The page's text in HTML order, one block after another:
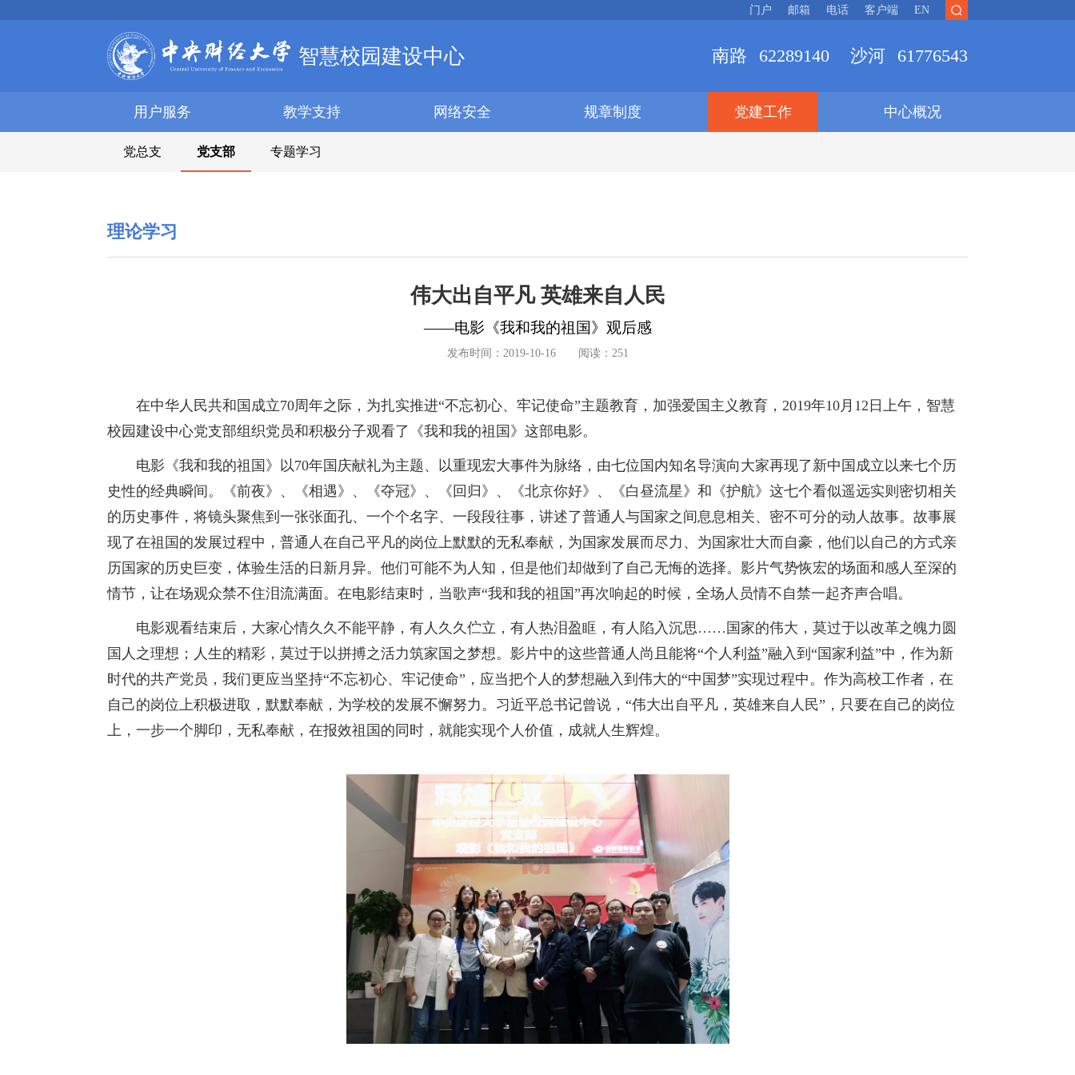
门户 邮箱 电话 客户端 EN
智慧校园建设中心 南路 62289140 沙河 61776543
用户服务 教学支持 网络安全 规章制度 党建工作 中心概况
党总支 党支部 专题学习
理论学习
伟大出自平凡 英雄来自人民
——电影《我和我的祖国》观后感
发布时间： 2019-10-16 阅读： 251
在中华人民共和国成立70周年之际，为扎实推进“不忘初心、牢记使命”主题教育，加强爱国主义教育，2019年10月12日上午，智慧
校园建设中心党支部组织党员和积极分子观看了《我和我的祖国》这部电影。
电影《我和我的祖国》以70年国庆献礼为主题、以重现宏大事件为脉络，由七位国内知名导演向大家再现了新中国成立以来七个历
史性的经典瞬间。《前夜》、《相遇》、《夺冠》、《回归》、《北京你好》、《白昼流星》和《护航》这七个看似遥远实则密切相关
的历史事件，将镜头聚焦到一张张面孔、一个个名字、一段段往事，讲述了普通人与国家之间息息相关、密不可分的动人故事。故事展
现了在祖国的发展过程中，普通人在自己平凡的岗位上默默的无私奉献，为国家发展而尽力、为国家壮大而自豪，他们以自己的方式亲
历国家的历史巨变，体验生活的日新月异。他们可能不为人知，但是他们却做到了自己无悔的选择。影片气势恢宏的场面和感人至深的
情节，让在场观众禁不住泪流满面。在电影结束时，当歌声“我和我的祖国”再次响起的时候，全场人员情不自禁一起齐声合唱。
电影观看结束后，大家心情久久不能平静，有人久久伫立，有人热泪盈眶，有人陷入沉思……国家的伟大，莫过于以改革之魄力圆
国人之理想；人生的精彩，莫过于以拼搏之活力筑家国之梦想。影片中的这些普通人尚且能将“个人利益”融入到“国家利益”中，作为新
时代的共产党员，我们更应当坚持“不忘初心、牢记使命”，应当把个人的梦想融入到伟大的“中国梦”实现过程中。作为高校工作者，在
自己的岗位上积极进取，默默奉献，为学校的发展不懈努力。习近平总书记曾说，“伟大出自平凡，英雄来自人民”，只要在自己的岗位
上，一步一个脚印，无私奉献，在报效祖国的同时，就能实现个人价值，成就人生辉煌。